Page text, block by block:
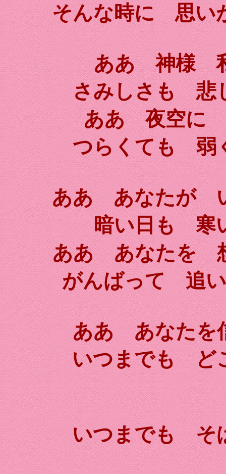
そんな時に 思い
ああ 神様
さみしさも 悲
ああ 夜空に
つらくても 弱
ああ あなたが
暗い日も 寒
ああ あなたを
がんばって 追
ああ あなたを
いつまでも ど
いつまでも そ